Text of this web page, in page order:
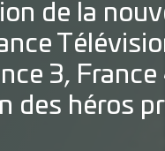
de la
3,
des héros